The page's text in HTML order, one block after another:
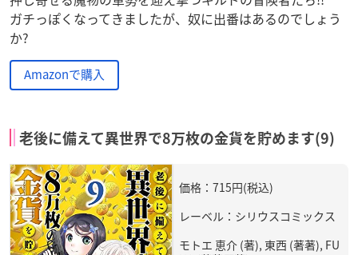
ガチっぽくなってきましたが、奴に出番はあるのでしょう
か?
Amazonで購入
老後に備えて異世界で8万枚の金貨を貯めます(9)
価格：715円(税込)
レーベル：シリウスコミックス
モトエ 恵介 (著), 東西 (著著), FU